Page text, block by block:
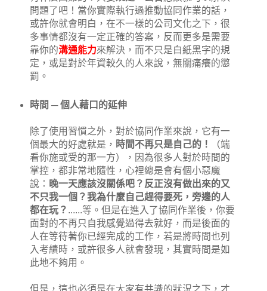
問題了吧！當你實際執行過推動協同作業的話，
或許你就會明白，在不一樣的公司文化之下，很
多事情都沒有一定正確的答案，反而更多是需要
靠你的溝通能力來解決，而不只是白紙黑字的規
定，或是對於年資較久的人來說，無關痛癢的懲
罰。
時間 ─ 個人藉口的延伸
除了使用習慣之外，對於協同作業來說，它有一
個最大的好處就是， 時間不再只是自己的！
（端
看你施或受的那一方），因為很多人對於時間的
掌控，都非常地隨性，心裡總是會有個小惡魔
說： 晚一天應該沒關係吧？反正沒有做出來的又
不只我一個？我為什麼自己趕得要死，旁邊的人
都在玩？ ......等。但是在進入了協同作業後，你要
面對的不再只自我感覺過得去就好，而是後面的
人在等待著你已經完成的工作，若是將時間也列
入考績時，或許很多人就會發現，其實時間是如
此地不夠用。
但是，這也必須是在大家有共識的狀況之下，才